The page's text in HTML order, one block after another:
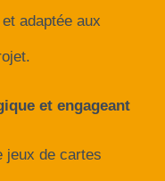
adaptée aux
et engageant
jeux de cartes